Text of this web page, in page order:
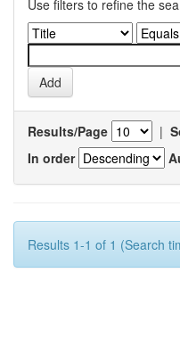
Use filters to refine the
Results/Page |
In order
Results 1-1 of 1 (Search